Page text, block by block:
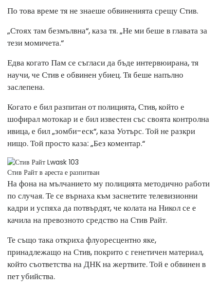
По това време тя не знаеше обвиненията срещу Стив.
„Стоях там безмълвна“, каза тя. „Не ми беше в главата за
тези момичета.“
Едва когато Пам се съгласи да бъде интервюирана, тя
научи, че Стив е обвинен убиец. Тя беше напълно
заслепена.
Когато е бил разпитан от полицията, Стив, който е
шофирал мотокар и е бил известен със своята контролна
ивица, е бил „зомби-еск“, каза Уотърс. Той не разкри
нищо. Той просто каза: „Без коментар.“
Стив Райт в ареста е разпитван
На фона на мълчанието му полицията методично работи
по случая. Те се върнаха към заснетите телевизионни
кадри и успяха да потвърдят, че колата на Никол се е
качила на превозното средство на Стив Райт.
Те също така откриха флуоресцентно яке,
принадлежащо на Стив, покрито с генетичен материал,
който съответства на ДНК на жертвите. Той е обвинен в
пет убийства.